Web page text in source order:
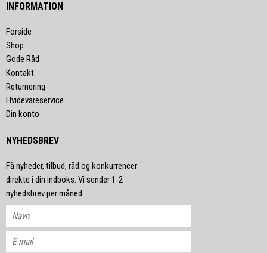
INFORMATION
Forside
Shop
Gode Råd
Kontakt
Returnering
Hvidevareservice
Din konto
NYHEDSBREV
Få nyheder, tilbud, råd og konkurrencer
direkte i din indboks. Vi sender 1-2
nyhedsbrev per måned